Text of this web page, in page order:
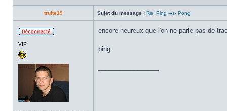
truite19 Sujet du message : Re: Ping -vs- Pong
VIP
encore heureux que l'on ne parle pas de
ping